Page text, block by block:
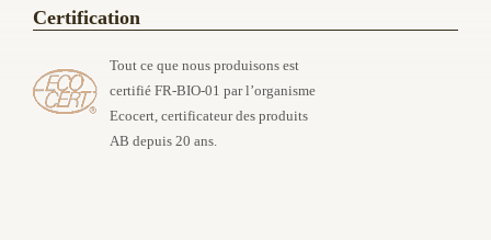
Certification
Tout ce que nous produisons est
certifié FR-BIO-01 par l’organisme
Ecocert, certificateur des produits
AB depuis 20 ans.